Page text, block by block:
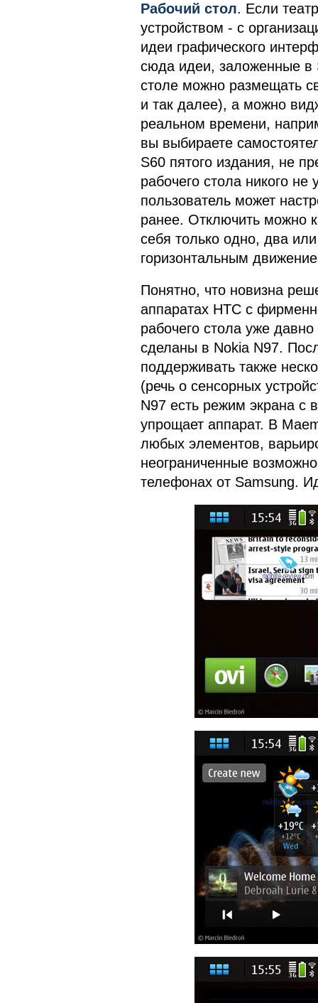
Рабочий стол. Если
устройством - с
идеи графического
сюда идеи, заложенные в
столе можно размещать
и так далее), а можно
реальном времени,
вы выбираете
S60 пятого издания, не
рабочего стола никого
пользователь может
ранее. Отключить можно
себя только одно, два
горизонтальным
Понятно, что новизна
аппаратах HTC с
рабочего стола уже
сделаны в Nokia N97.
поддерживать также
(речь о сенсорных
N97 есть режим экрана с
упрощает аппарат. В
любых элементов,
неограниченные
телефонах от Samsung.